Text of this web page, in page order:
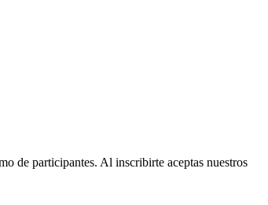
de participantes. Al inscribirte aceptas nuestros